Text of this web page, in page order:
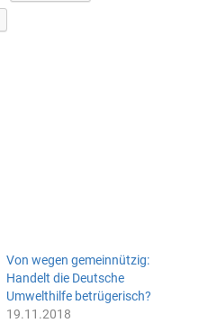
Von wegen gemeinnützig:
Handelt die Deutsche
Umwelthilfe betrügerisch?
19.11.2018